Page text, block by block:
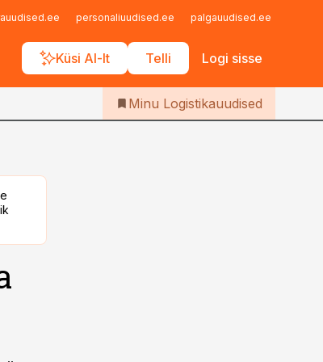
personaliuudised.ee palgauudised.ee
Küsi AI-lt Telli Logi sisse
Iseteenindus
Telli Logistikauudised
Minu Logistikauudised